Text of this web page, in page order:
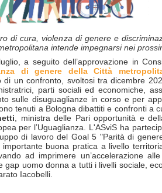
di cura, violenza di genere e
intende impegnarsi nei
a seguito dell’approvazione in
di genere della Città
di un confronto, svoltosi tra dicembre
parti sociali ed economiche,
sulle disuguaglianze in corso e per
tenuti a Bologna dibattiti e confronti a
, ministra delle Pari opportunità e
per l’Uguaglianza. L'ASviS ha
di lavoro del Goal 5 "Parità di
importante buona pratica a livello
ad imprimere un’accelerazione
gap uomo donna a tutti i livelli sociale,
Iacobelli.